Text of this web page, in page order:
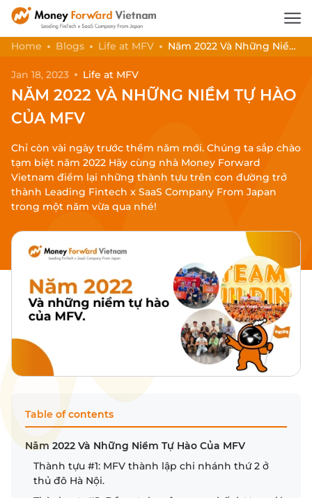
Home Blogs Life at MFV
Năm 2022 Và Những Niềm
Jan 18, 2023
Life at MFV
NĂM 2022 VÀ NHỮNG NIỀM TỰ HÀO
CỦA MFV
Chỉ còn vài ngày trước thềm năm mới. Chúng ta sắp chào
tạm biệt năm 2022 Hãy cùng nhà Money Forward
Vietnam điểm lại những thành tựu trên con đường trở
thành Leading Fintech x SaaS Company From Japan
trong một năm vừa qua nhé!
Table of contents
Năm 2022 Và Những Niềm Tự Hào Của MFV
Thành tựu #1: MFV thành lập chi nhánh thứ 2 ở
thủ đô Hà Nội.